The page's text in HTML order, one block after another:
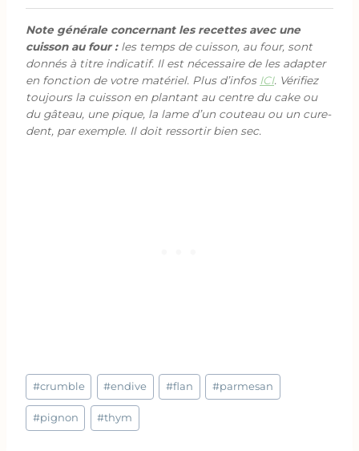
Note générale concernant les recettes avec une
cuisson au four :les temps de cuisson, au four, sont
donnés à titre indicatif. Il est nécessaire de les adapter
en fonction de votre matériel. Plus d’infos ICI. Vérifiez
toujours la cuisson en plantant au centre du cake ou
du gâteau, une pique, la lame d’un couteau ou un cure-
dent, par exemple. Il doit ressortir bien sec.
Étiquettes
de
la
#crumble #endive #flan #parmesan
#pignon #thym